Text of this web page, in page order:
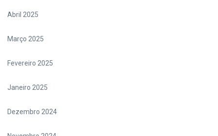
Abril 2025
Março 2025
Fevereiro 2025
Janeiro 2025
Dezembro 2024